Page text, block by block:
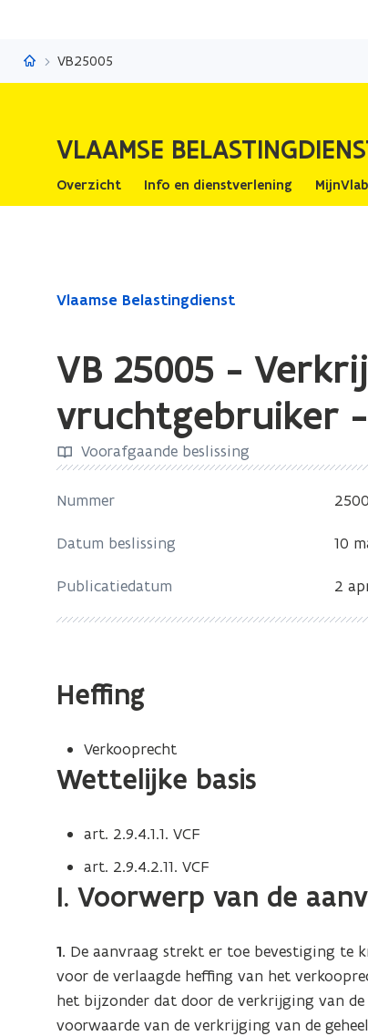
Vlaamse Belastingdienst
VB25005
VLAAMSE
Overzicht
Info en dienstverlening
Gedaan
25005
Verkrijging
blote
vruchtgebruiker
geheelheid
volle
Vlaamse Belastingdienst
VB 25005 -
vruchtgebruiker
Voorafgaande beslissing
Nummer
Datum beslissing 10
Publicatiedatum 2
Heffing
Verkooprecht
Wettelijke basis
art. 2.9.4.1.1. VCF
art. 2.9.4.2.11. VCF
I. Voorwerp van de
1. De aanvraag strekt er toe bevestiging te
voor de verlaagde heffing van het
het bijzonder dat door de verkrijging van
voorwaarde van de verkrijging van de